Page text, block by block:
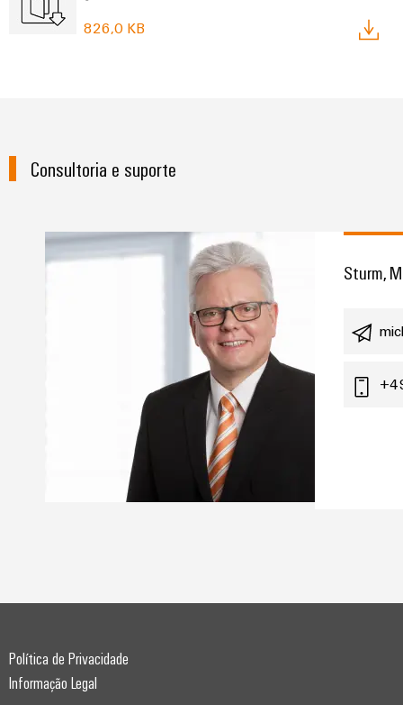
826,0 KB
Consultoria e suporte
Sturm,
Política de Privacidade
Informação Legal